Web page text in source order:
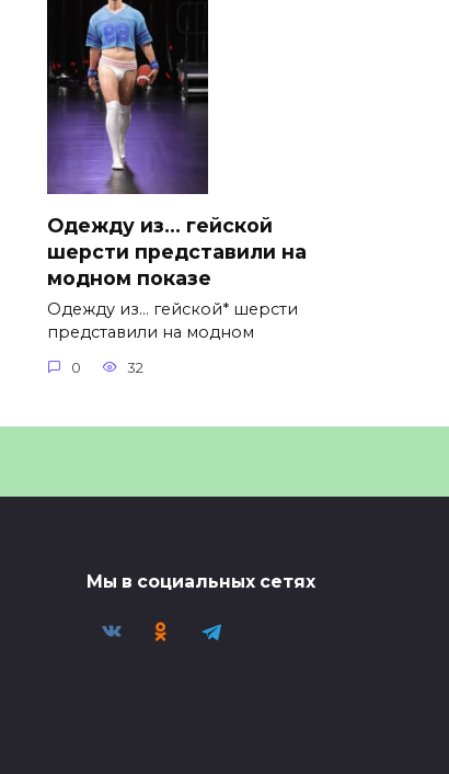
Одежду из… гейской
шерсти представили на
модном показе
Одежду из… гейской* шерсти
представили на модном
0 32
Мы в социальных сетях